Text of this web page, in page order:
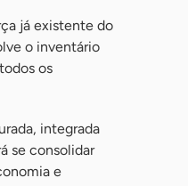
já existente do
o inventário
os
integrada
se consolidar
e